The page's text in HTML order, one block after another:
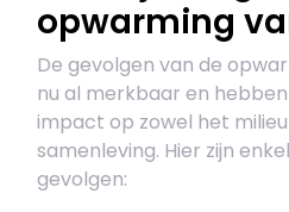
opwarming
De gevolgen van de
nu al merkbaar en
impact op zowel het
samenleving. Hier zijn
gevolgen: